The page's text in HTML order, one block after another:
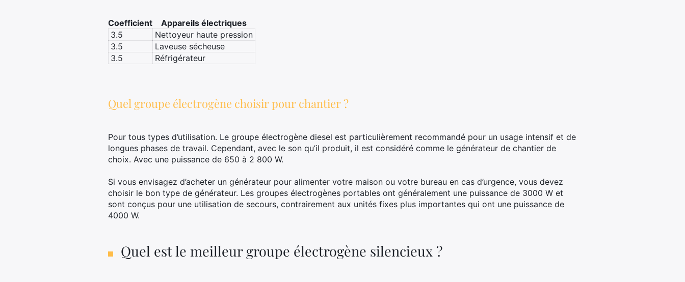
Coefficient
Appareils électriques
3.5
Nettoyeur haute pression
3.5
Laveuse sécheuse
3.5
Réfrigérateur
Quel groupe électrogène choisir pour chantier ?
Pour tous types d’utilisation. Le groupe électrogène diesel est particulièrement recommandé pour un usage intensif et de
longues phases de travail. Cependant, avec le son qu’il produit, il est considéré comme le générateur de chantier de
choix. Avec une puissance de 650 à 2 800 W.
Si vous envisagez d’acheter un générateur pour alimenter votre maison ou votre bureau en cas d’urgence, vous devez
choisir le bon type de générateur. Les groupes électrogènes portables ont généralement une puissance de 3000 W et
sont conçus pour une utilisation de secours, contrairement aux unités fixes plus importantes qui ont une puissance de
4000 W.
Quel est le meilleur groupe électrogène silencieux ?